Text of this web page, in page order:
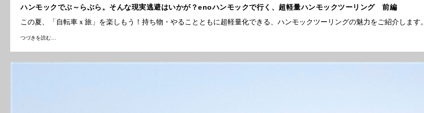
ハンモックでぶ～らぶら。そんな現実逃避はいかが？enoハンモックで行く、超軽量ハンモックツーリング 前編
この夏、「自転車ｘ旅」を楽しもう！持ち物・やることともに超軽量化できる、ハンモックツーリングの魅力をご紹介します。
つづきを読む…